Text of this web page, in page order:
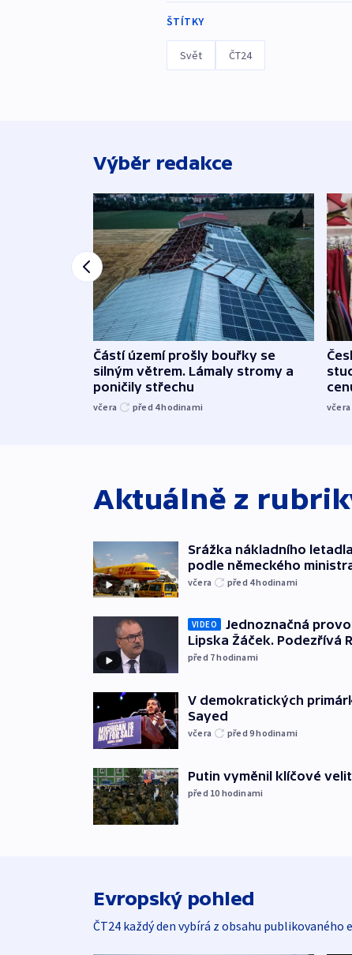
ŠTÍTKY
Svět ČT24
Výběr redakce
Částí území prošly bouřky se
silným větrem. Lámaly stromy a
poničily střechu
včera před 4hodinami včera
Aktuálně z
Srážka nákladního
podle německého
včera před 4hodinami
VIDEO
Jednoznačná
Lipska Žáček. Podezřívá
před 7hodinami
V demokratických
Sayed
včera před 9hodinami
Putin vyměnil klíčové
před 10 hodinami
Evropský pohled
ČT24 každý den vybírá z obsahu